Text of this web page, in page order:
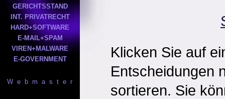
GERICHTSSTAND
INT. PRIVATRECHT
HARD+SOFTWARE
E-MAIL+SPAM
VIREN+MALWARE
E-GOVERNMENT
W e b m a s t e r
Klicken Sie auf
Entscheidungen
sortieren. Sie